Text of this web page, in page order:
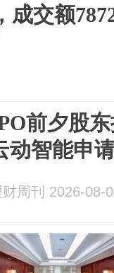
成交额
前夕股
动智能申
财周刊 2026-08-